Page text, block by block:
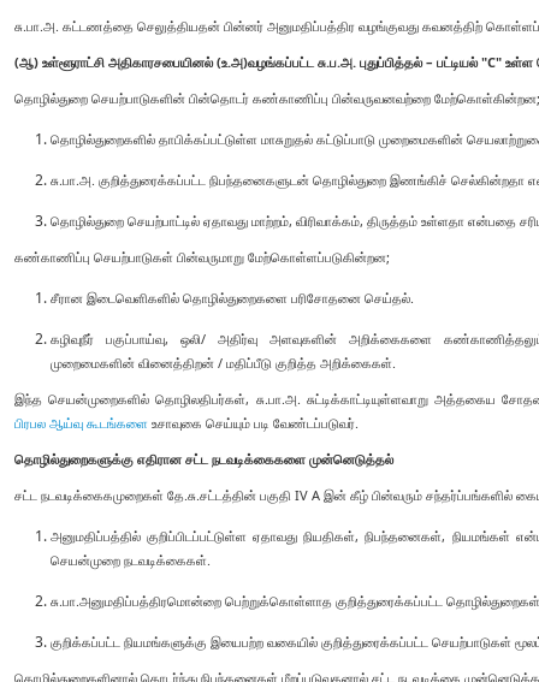
சு.பா.அ. கட்டணத்தை செலுத்தியதன் பின்னர் அனுமதிப்பத்திர வழங்குவது கவனத்திற்
(ஆ) உள்ளூராட்சி அதிகாரசபையினல் (உ.அ)வழங்கப்பட்ட சு.ப.அ. புதுப்பித்தல் – பட்டியல் "C"
தொழில்துறை செயற்பாடுகளின் பின்தொடர் கண்காணிப்பு பின்வருவனவற்றை மேற்கொள்கின்றன;
தொழில்துறைகளில் தாபிக்கப்பட்டுள்ள மாசுறுதல் கட்டுப்பாடு முறைமைகளின்
சு.பா.அ. குறித்துரைக்கப்பட்ட நிபந்தனைகளுடன் தொழில்துறை இணங்கிச்
தொழில்துறை செயற்பாட்டில் ஏதாவது மாற்றம், விரிவாக்கம், திருத்தம் உள்ளதா என்பதை
கண்காணிப்பு செயற்பாடுகள் பின்வருமாறு மேற்கொள்ளப்படுகின்றன;
சீரான இடைவெளிகளில் தொழில்துறைகளை பரிசோதனை செய்தல்.
கழிவுநீர் பகுப்பாய்வு, ஒலி/ அதிர்வு அளவுகளின் அறிக்கைகளை
முறைமைகளின் வினைத்திறன் / மதிப்பீடு குறித்த அறிக்கைகள்.
இந்த செயன்முறைகளில் தொழிலதிபர்கள், சு.பா.அ. சுட்டிக்காட்டியுள்ளவாறு அத்தகைய
பிரபல ஆய்வு கூடங்களை உசாவுகை செய்யும் படி வேண்டப்படுவர்.
தொழில்துறைகளுக்கு எதிரான சட்ட நடவடிக்கைகளை முன்னெடுத்தல்
சட்ட நடவடிக்கைகமுறைகள் தே.சு.சட்டத்தின் பகுதி IV A இன் கீழ் பின்வரும் சந்தர்ப்பங்களில்
அனுமதிப்பத்தில் குறிப்பிடப்பட்டுள்ள ஏதாவது நியதிகள், நிபந்தனைகள், நியமங்கள்
செயன்முறை நடவடிக்கைகள்.
சு.பா.அனுமதிப்பத்திரமொன்றை பெற்றுக்கொள்ளாத குறித்துரைக்கப்பட்ட
குறிக்கப்பட்ட நியமங்களுக்கு இயைபற்ற வகையில் குறித்துரைக்கப்பட்ட செயற்பாடுகள்
தொழில்துறைகளினால் தொடர்ந்து நிபந்தனைகள் மீறப்படுவதனால் சட்ட நடவடிக்கை